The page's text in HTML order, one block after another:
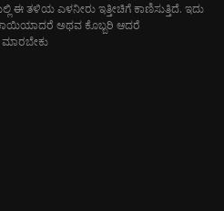
ಈ ತಳಿಯ ಎಳನೀರು ಇತ್ತೀಚಿಗೆ ಕಾಣಿಸುತ್ತಿದೆ. ಇದು
ಅಥವ ಕೊಬ್ಬರಿ ಆದರೆ
ಮಾರಬೇಕು